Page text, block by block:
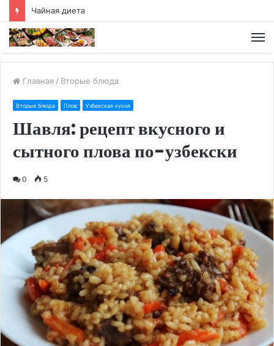
Чайная диета
Главная / Вторые блюда
Вторые блюда Плов Узбекская кухня
Шавля: рецепт вкусного и
сытного плова по-узбекски
0 5